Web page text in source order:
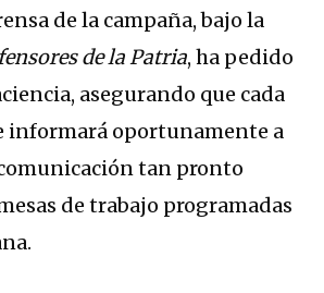
de la campaña, bajo la
de la Patria, ha pedido
asegurando que cada
informará oportunamente a
tan pronto
de trabajo programadas